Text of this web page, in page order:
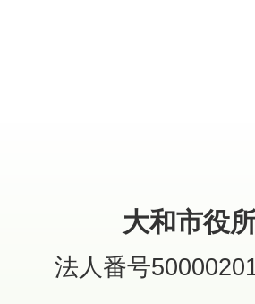
大和市役
法人番号